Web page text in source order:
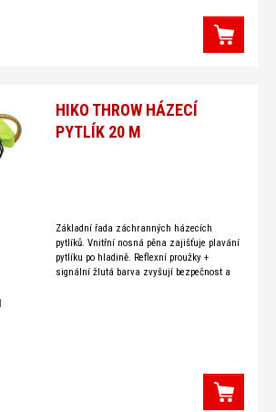
HIKO THROW HÁZECÍ
PYTLÍK 20 M
Základní řada záchranných házecích
pytlíků. Vnitřní nosná pěna zajišťuje plavání
pytlíku po hladině. Reflexní proužky +
signální žlutá barva zvyšují bezpečnost a